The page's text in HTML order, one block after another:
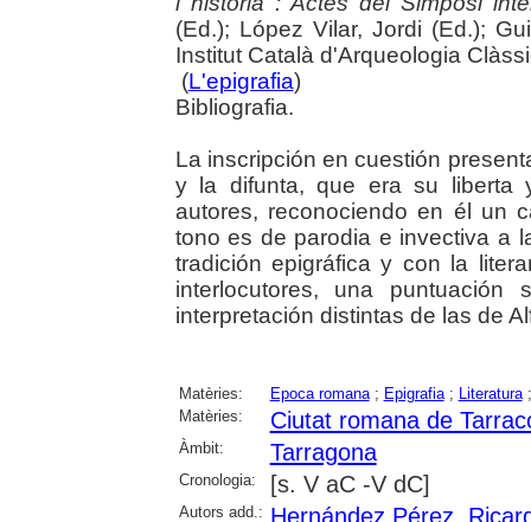
(Ed.); López Vilar, Jordi (Ed.);
Institut Català d'Arqueologia
(L'epigrafia)
Bibliografia.
La inscripción en cuestión
y la difunta, que era su liberta
autores, reconociendo en él un
tono es de parodia e invectiva a
tradición epigráfica y con la
interlocutores, una puntuación
interpretación distintas de las de
Matèries: Epoca romana; Epigrafia; Literatura
Matèries:
Ciutat romana de
Àmbit: Tarragona
Cronologia: [s. V aC -V dC]
Autors add.: Hernández Pérez,